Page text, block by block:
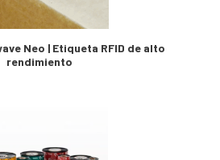
Neo | Etiqueta RFID de alto
rendimiento